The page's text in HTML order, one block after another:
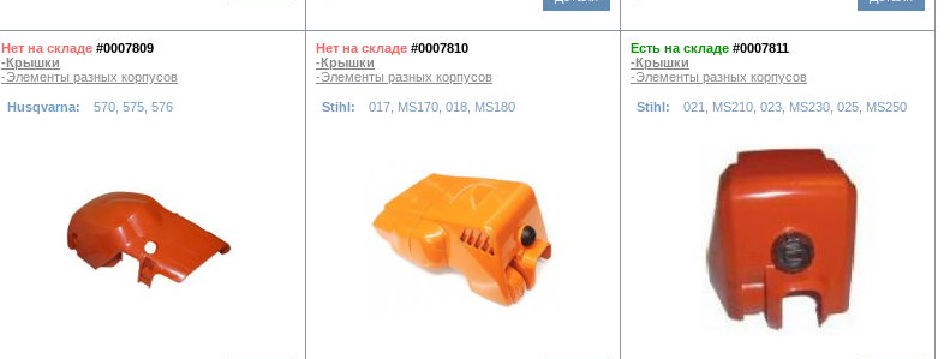
Нет на складе #0007809
-Крышки
-Элементы разных корпусов
Husqvarna: 570, 575, 576
Нет на складе #0007810
-Крышки
-Элементы разных корпусов
Stihl: 017, MS170, 018, MS180
Есть на складе #0007811
-Крышки
-Элементы разных корпусов
Stihl: 021, MS210, 023, MS230, 025, MS250